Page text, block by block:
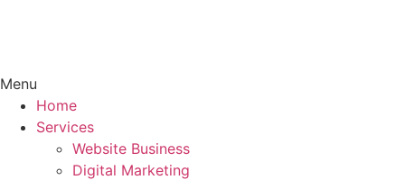
Menu
Home
Services
Website Business
Digital Marketing